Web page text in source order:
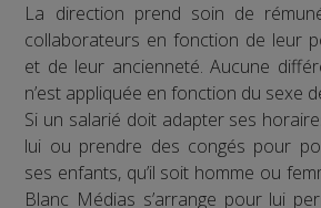
La direction prend soin de
collaborateurs en fonction de leur
et de leur ancienneté. Aucune
n’est appliquée en fonction du sexe
Si un salarié doit adapter ses
lui ou prendre des congés pour
ses enfants, qu’il soit homme ou
Blanc Médias s’arrange pour lui